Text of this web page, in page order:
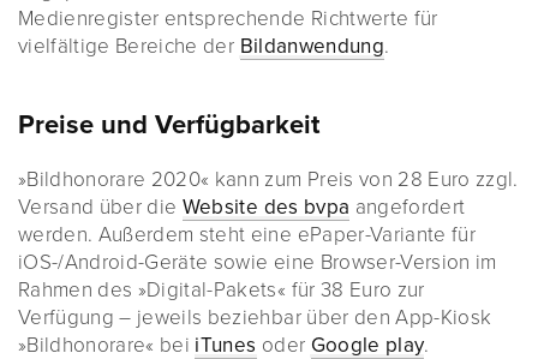
Medienregister entsprechende Richtwerte für
vielfältige Bereiche der Bildanwendung.
Preise und Verfügbarkeit
»Bildhonorare 2020« kann zum Preis von 28 Euro zzgl.
Versand über die Website des bvpa angefordert
werden. Außerdem steht eine ePaper-Variante für
iOS-/Android-Geräte sowie eine Browser-Version im
Rahmen des »Digital-Pakets« für 38 Euro zur
Verfügung – jeweils beziehbar über den App-Kiosk
»Bildhonorare« bei iTunes oder Google play.